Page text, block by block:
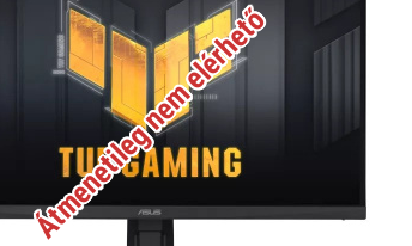
Átmenetileg nem elérhető